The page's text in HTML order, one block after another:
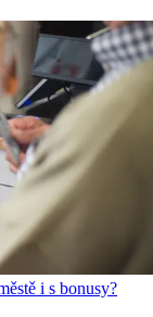
i s bonusy?